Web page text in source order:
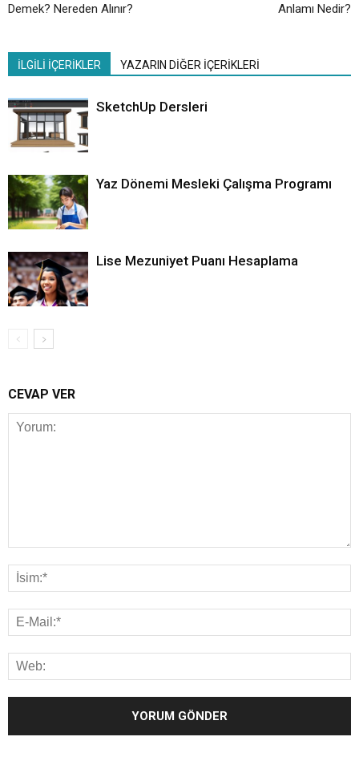
Demek? Nereden Alınır?
Anlamı Nedir?
İLGİLİ İÇERİKLER YAZARIN DİĞER İÇERİKLERİ
SketchUp Dersleri
Yaz Dönemi Mesleki Çalışma Programı
Lise Mezuniyet Puanı Hesaplama
CEVAP VER